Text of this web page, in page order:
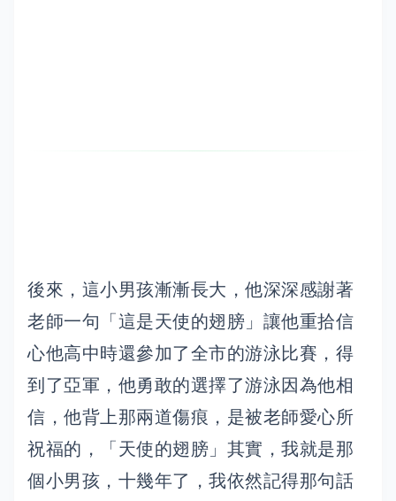
後來，這小男孩漸漸長大，他深深感謝著
老師一句「這是天使的翅膀」讓他重拾信
心他高中時還參加了全市的游泳比賽，得
到了亞軍，他勇敢的選擇了游泳因為他相
信，他背上那兩道傷痕，是被老師愛心所
祝福的，「天使的翅膀」其實，我就是那
個小男孩，十幾年了，我依然記得那句話